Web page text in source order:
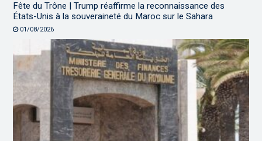
Fête du Trône | Trump réaffirme la reconnaissance des
États-Unis à la souveraineté du Maroc sur le Sahara
01/08/2026